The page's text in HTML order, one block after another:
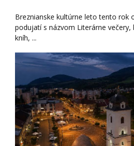
Breznianske kultúrne leto tento rok
podujatí s názvom Literárne
kníh, ...